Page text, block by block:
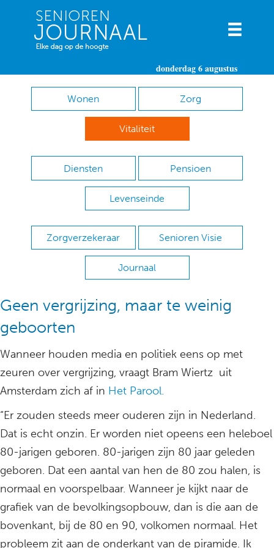
donderdag 6 augustus
Wonen Zorg
Vitaliteit
Diensten Pensioen
Levenseinde
Zorgverzekeraar Senioren Visie
Journaal
Geen vergrijzing, maar te weinig
geboorten
Wanneer houden media en politiek eens op met
zeuren over vergrijzing, vraagt Bram Wiertz uit
Amsterdam zich af in Het Parool.
“Er zouden steeds meer ouderen zijn in Nederland.
Dat is echt onzin. Er worden niet opeens een heleboel
80-jarigen geboren. 80-jarigen zijn 80 jaar geleden
geboren. Dat een aantal van hen de 80 zou halen, is
normaal en voorspelbaar. Wanneer je kijkt naar de
grafiek van de bevolkingsopbouw, dan is die aan de
bovenkant, bij de 80 en 90, volkomen normaal. Het
probleem zit aan de onderkant van de piramide. Ik